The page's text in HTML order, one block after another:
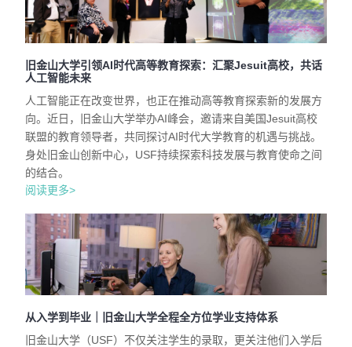
旧金山大学引领AI时代高等教育探索：汇聚Jesuit高校，共话
人工智能未来
人工智能正在改变世界，也正在推动高等教育探索新的发展方
向。近日，旧金山大学举办AI峰会，邀请来自美国Jesuit高校
联盟的教育领导者，共同探讨AI时代大学教育的机遇与挑战。
身处旧金山创新中心，USF持续探索科技发展与教育使命之间
的结合。
阅读更多>
从入学到毕业｜旧金山大学全程全方位学业支持体系
旧金山大学（USF）不仅关注学生的录取，更关注他们入学后